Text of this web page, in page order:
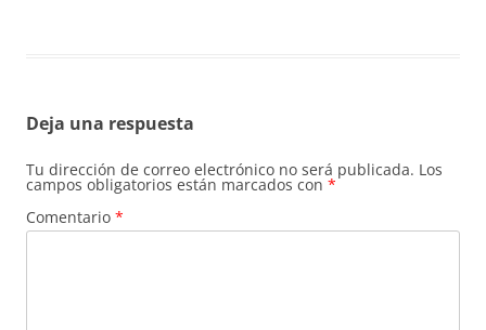
Deja una respuesta
Tu dirección de correo electrónico no será publicada. Los
campos obligatorios están marcados con *
Comentario *